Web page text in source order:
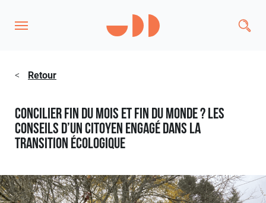
< Retour
Concilier fin du mois et fin du monde ? Les
conseils d’un citoyen engagé dans la
transition écologique